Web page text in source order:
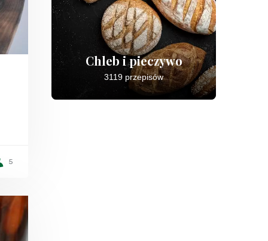
5
Chleb i pieczywo
3119 przepisów